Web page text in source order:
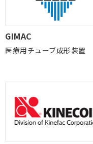
GIMAC
医療用チューブ成形装置